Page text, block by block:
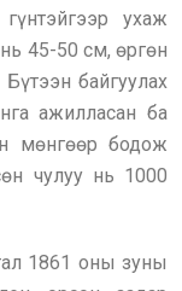
ухаж
45-50 см, өргөн
байгуулах
ажилласан ба
мөнгөөр бодож
чулуу нь 1000
1861 оны зуны